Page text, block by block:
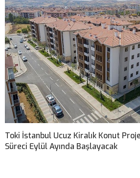
Toki İstanbul Ucuz Kiralık Konut
Süreci Eylül Ayında Başlayacak